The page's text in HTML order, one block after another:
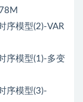
序模型(2)-VAR
序模型(1)-多变
序模型(3)-